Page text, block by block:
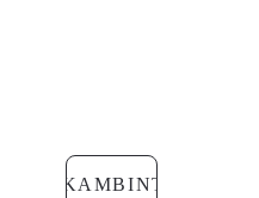
SKAMBINTI